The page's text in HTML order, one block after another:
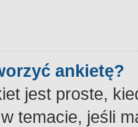
ankietę?
jest proste,
temacie, jeśli